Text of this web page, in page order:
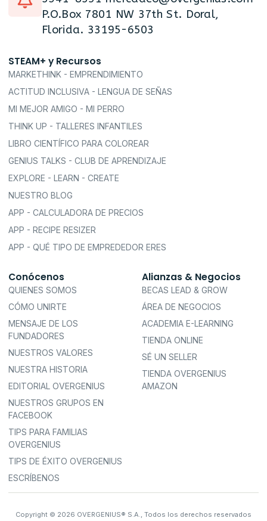
P.O.Box 7801 NW 37th St. Doral,
Florida. 33195-6503
STEAM+ y Recursos
MARKETHINK - EMPRENDIMIENTO
ACTITUD INCLUSIVA - LENGUA DE SEÑAS
MI MEJOR AMIGO - MI PERRO
THINK UP - TALLERES INFANTILES
LIBRO CIENTÍFICO PARA COLOREAR
GENIUS TALKS - CLUB DE APRENDIZAJE
EXPLORE - LEARN - CREATE
NUESTRO BLOG
APP - CALCULADORA DE PRECIOS
APP - RECIPE RESIZER
APP - QUÉ TIPO DE EMPREDEDOR ERES
Conócenos
QUIENES SOMOS
CÓMO UNIRTE
MENSAJE DE LOS
FUNDADORES
NUESTROS VALORES
NUESTRA HISTORIA
EDITORIAL OVERGENIUS
NUESTROS GRUPOS EN
FACEBOOK
TIPS PARA FAMILIAS
OVERGENIUS
TIPS DE ÉXITO OVERGENIUS
ESCRÍBENOS
Alianzas & Negocios
BECAS LEAD & GROW
ÁREA DE NEGOCIOS
ACADEMIA E-LEARNING
TIENDA ONLINE
SÉ UN SELLER
TIENDA OVERGENIUS
AMAZON
Copyright © 2026 OVERGENIUS® S.A., Todos los derechos reservados